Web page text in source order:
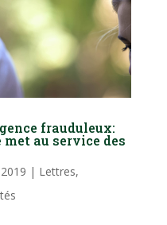
frauduleux:
au service des
| Lettres,